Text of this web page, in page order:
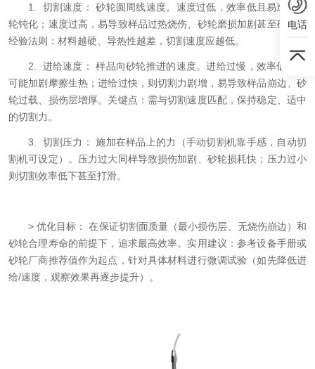
1. 切割速度： 砂轮圆周线速度。速度过低，效率低且易造成砂
轮钝化；速度过高，易导致样品过热烧伤、砂轮磨损加剧甚至破裂。
经验法则：材料越硬、导热性越差，切割速度应越低。
2. 进给速度： 样品向砂轮推进的速度。进给过慢，效率低下且
可能加剧摩擦生热；进给过快，则切割力剧增，易导致样品崩边、砂
轮过载、损伤层增厚。关键点：需与切割速度匹配，保持稳定、适中
的切割力。
3. 切割压力： 施加在样品上的力（手动切割机靠手感，自动切
割机可设定）。压力过大同样导致损伤加剧、砂轮损耗快；压力过小
则切割效率低下甚至打滑。
> 优化目标： 在保证切割面质量（最小损伤层、无烧伤崩边）和
砂轮合理寿命的前提下，追求最高效率。实用建议：参考设备手册或
砂轮厂商推荐值作为起点，针对具体材料进行微调试验（如先降低进
给/速度，观察效果再逐步提升）。
电话